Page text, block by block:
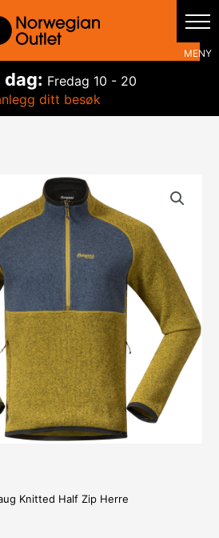
dag: Fredag 10 - 20
ditt besøk
Knitted Half Zip Herre